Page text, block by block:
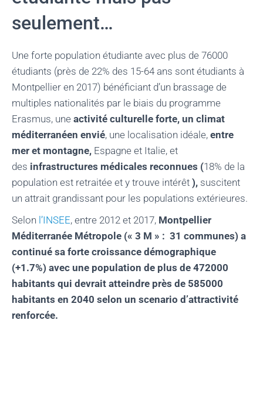
seulement…
Une forte population étudiante avec plus de 76000
étudiants (près de 22% des 15-64 ans sont étudiants à
Montpellier en 2017) bénéficiant d’un brassage de
multiples nationalités par le biais du programme
Erasmus, une activité culturelle forte, un climat
méditerranéen envié, une localisation idéale, entre
mer et montagne, Espagne et Italie, et
des infrastructures médicales reconnues (18% de la
population est retraitée et y trouve intérêt ), suscitent
un attrait grandissant pour les populations extérieures.
Selon l’INSEE, entre 2012 et 2017, Montpellier
Méditerranée Métropole (« 3 M » : 31 communes) a
continué sa forte croissance démographique
(+1.7%) avec une population de plus de 472000
habitants qui devrait atteindre près de 585000
habitants en 2040 selon un scenario d’attractivité
renforcée.